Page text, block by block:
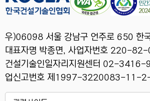
우)06098 서울 강남구 언주로 650 한
대표자명 박종면, 사업자번호 220-
건설기술인일자리지원센터 02-3416-
업신고번호 제1997-3220083-11-